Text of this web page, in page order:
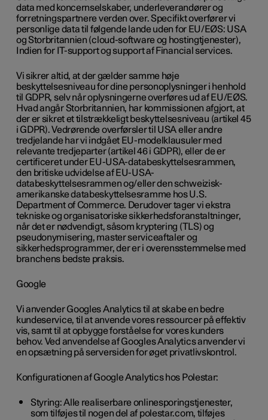
data med koncernselskaber, underleverandører og
forretningspartnere verden over. Specifikt overfører vi
personlige data til følgende lande uden for EU/EØS: USA
og Storbritannien (cloud-software og hostingtjenester),
Indien for IT-support og support af Financial services.
Vi sikrer altid, at der gælder samme høje
beskyttelsesniveau for dine personoplysninger i henhold
til GDPR, selv når oplysningerne overføres ud af EU/EØS.
Hvad angår Storbritannien, har kommissionen afgjort, at
der er sikret et tilstrækkeligt beskyttelsesniveau (artikel 45
i GDPR). Vedrørende overførsler til USA eller andre
tredjelande har vi indgået EU-modelklausuler med
relevante tredjeparter (artikel 46 i GDPR), eller de er
certificeret under EU-USA-databeskyttelsesrammen,
den britiske udvidelse af EU-USA-
databeskyttelsesrammen og/eller den schweizisk-
amerikanske databeskyttelsesramme hos U.S.
Department of Commerce. Derudover tager vi ekstra
tekniske og organisatoriske sikkerhedsforanstaltninger,
når det er nødvendigt, såsom kryptering (TLS) og
pseudonymisering, master serviceaftaler og
sikkerhedsprogrammer, der er i overensstemmelse med
branchens bedste praksis.
Google
Vi anvender Googles Analytics til at skabe en bedre
kundeservice, til at anvende vores ressourcer på effektiv
vis, samt til at opbygge forståelse for vores kunders
behov. Ved anvendelse af Googles Analytics anvender vi
en opsætning på serversiden for øget privatlivskontrol.
Konfigurationen af Google Analytics hos Polestar:
Styring: Alle realiserbare onlinesporingstjenester,
som tilføjes til nogen del af polestar.com, tilføjes